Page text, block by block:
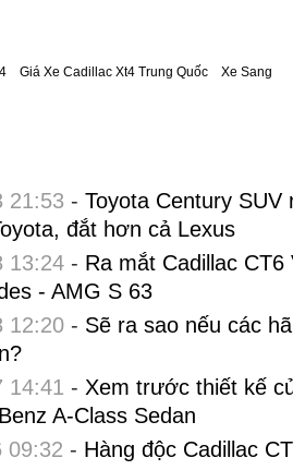
Giá Xe Cadillac Xt4 Trung Quốc Xe Sang
21:53 - Toyota Century
đắt hơn cả Lexus
13:24- Ra mắt Cadillac
- AMG S 63
12:20- Sẽ ra sao nếu các
14:41 - Xem trước thiết kế
A-Class Sedan
09:32 - Hàng độc Cadillac